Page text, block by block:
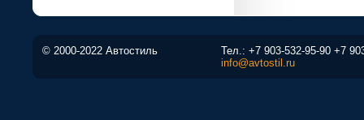
© 2000-2022 Автостиль Тел.: +7 903-532-95-90 +7
info@avtostil.ru